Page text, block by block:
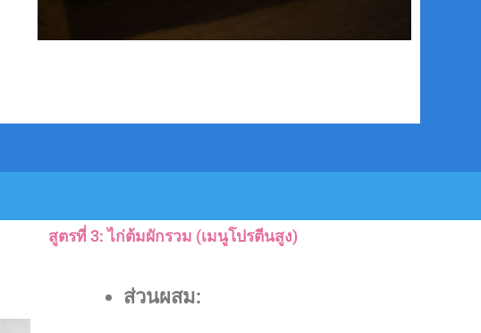
สูตรที่ 3: ไก่ต้มผักรวม (เมนูโปรตีนสูง)
ส่วนผสม: